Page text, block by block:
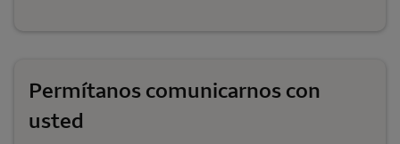
Permítanos comunicarnos con
usted